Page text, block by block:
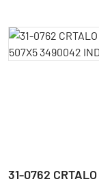
31-0762